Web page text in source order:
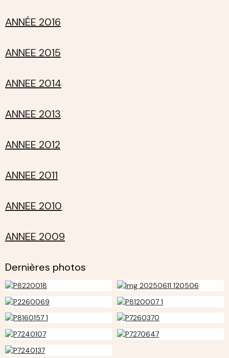
ANNÉE 2016
ANNEE 2015
ANNEE 2014
ANNEE 2013
ANNEE 2012
ANNEE 2011
ANNEE 2010
ANNEE 2009
Dernières photos